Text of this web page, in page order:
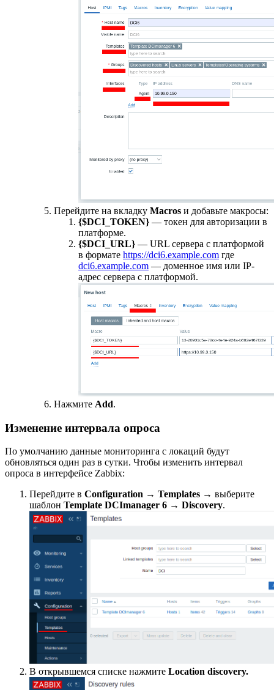
Перейдите на вкладку Macros и добавьте макросы:
{$DCI_TOKEN} — токен для авторизации в
платформе.
{$DCI_URL} — URL сервера с платформой
в формате https://dci6.example.com где
dci6.example.com — доменное имя или IP-
адрес сервера с платформой.
Нажмите Add.
Изменение интервала опроса
По умолчанию данные мониторинга с локаций будут
обновляться один раз в сутки. Чтобы изменить интервал
опроса в интерфейсе Zabbix:
Перейдите в Configuration → Templates → выберите
шаблон Template DCImanager 6 → Discovery.
В открывшемся списке нажмите Location discovery.